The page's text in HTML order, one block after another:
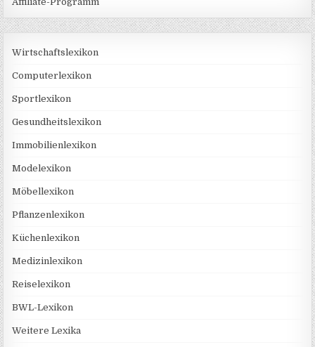
Wirtschaftslexikon
Computerlexikon
Sportlexikon
Gesundheitslexikon
Immobilienlexikon
Modelexikon
Möbellexikon
Pflanzenlexikon
Küchenlexikon
Medizinlexikon
Reiselexikon
BWL-Lexikon
Weitere Lexika